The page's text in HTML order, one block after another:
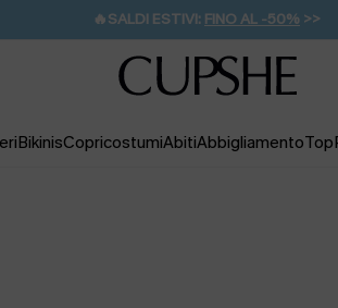
🔥SALDI ESTIVI: FINO AL -50% >>
🚚SPEDIZIONE GRATUITA DA 49€
💌REGALO PER I NUOVI: 20% DI
BikinisCopricostumiAbitiAbbigliamentoTop